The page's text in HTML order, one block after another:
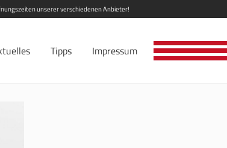
unserer verschiedenen Anbieter!
Tipps Impressum